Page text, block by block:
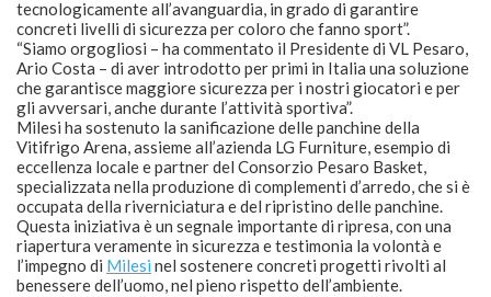
tecnologicamente all’avanguardia, in grado di garantire
concreti livelli di sicurezza per coloro che fanno sport”.
“Siamo orgogliosi – ha commentato il Presidente di VL Pesaro,
Ario Costa – di aver introdotto per primi in Italia una soluzione
che garantisce maggiore sicurezza per i nostri giocatori e per
gli avversari, anche durante l’attività sportiva”.
Milesi ha sostenuto la sanificazione delle panchine della
Vitifrigo Arena, assieme all’azienda LG Furniture, esempio di
eccellenza locale e partner del Consorzio Pesaro Basket,
specializzata nella produzione di complementi d’arredo, che si è
occupata della riverniciatura e del ripristino delle panchine.
Questa iniziativa è un segnale importante di ripresa, con una
riapertura veramente in sicurezza e testimonia la volontà e
l’impegno di Milesi nel sostenere concreti progetti rivolti al
benessere dell’uomo, nel pieno rispetto dell’ambiente.